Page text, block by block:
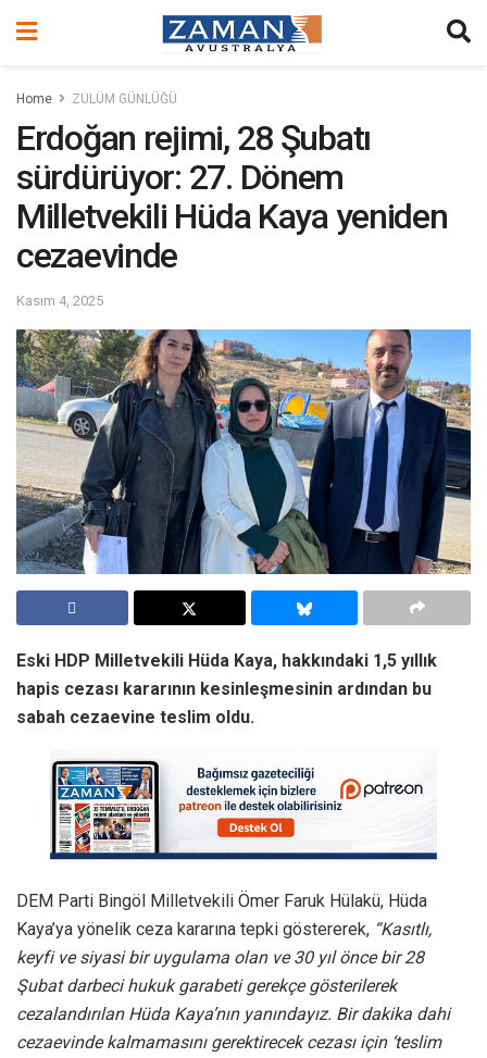
Home ZULÜM GÜNLÜĞÜ
Erdoğan rejimi, 28 Şubatı
sürdürüyor: 27. Dönem
Milletvekili Hüda Kaya yeniden
cezaevinde
Kasım 4, 2025
Eski HDP Milletvekili Hüda Kaya, hakkındaki 1,5 yıllık
hapis cezası kararının kesinleşmesinin ardından bu
sabah cezaevine teslim oldu.
DEM Parti Bingöl Milletvekili Ömer Faruk Hülakü, Hüda
Kaya’ya yönelik ceza kararına tepki göstererek, “Kasıtlı,
keyfi ve siyasi bir uygulama olan ve 30 yıl önce bir 28
Şubat darbeci hukuk garabeti gerekçe gösterilerek
cezalandırılan Hüda Kaya’nın yanındayız. Bir dakika dahi
cezaevinde kalmamasını gerektirecek cezası için ‘teslim